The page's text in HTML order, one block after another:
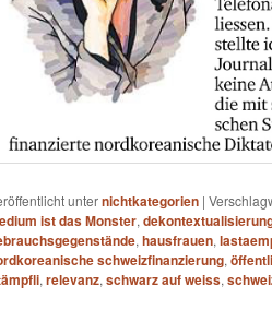
unternichtkategorien |
ist das Monster,
, hausfrauen,
schweizfinanzierung,
, relevanz, schwarz auf weiss,